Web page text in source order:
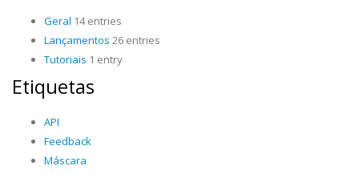
Geral 14 entries
Lançamentos 26 entries
Tutoriais 1 entry
Etiquetas
API
Feedback
Máscara